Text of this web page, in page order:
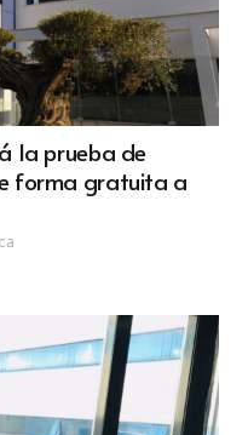
la prueba de
forma gratuita a